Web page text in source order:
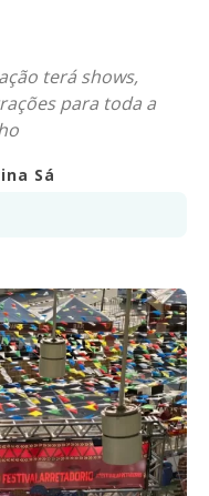
terá shows,
para toda a
Sá